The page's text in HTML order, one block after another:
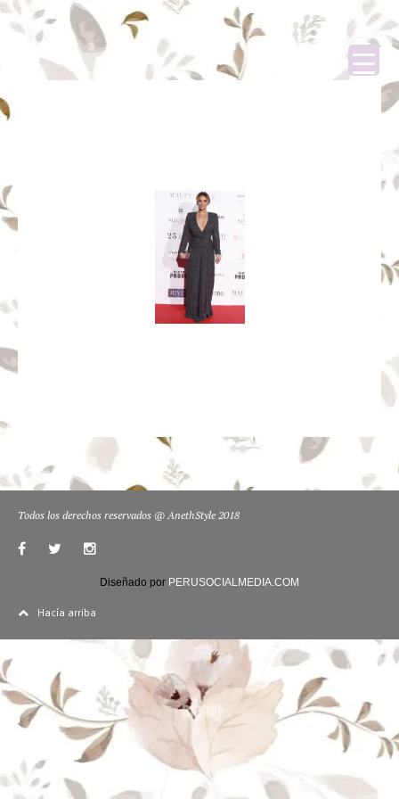
Todos los derechos reservados @ AnethStyle 2018
Diseñado por PERUSOCIALMEDIA.COM
Hacía arriba